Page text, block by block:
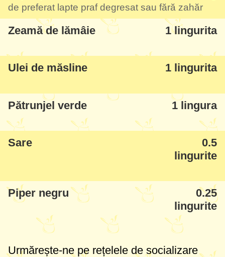
de preferat lapte praf degresat sau fără zahăr
Zeamă de lămâie 1 lingurita
Ulei de măsline 1 lingurita
Pătrunjel verde 1 lingura
Sare
0.5
lingurite
Piper negru
0.25
lingurite
Urmărește-ne pe rețelele de socializare